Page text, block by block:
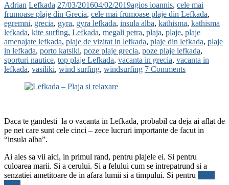
Adrian Lefkada 27/03/201604/02/2019agios ioannis, cele mai
frumoase plaje din Grecia, cele mai frumoase plaje din Lefkada,
egremni, grecia, gyra, gyra lefkada, insula alba, kathisma, kathisma
lefkada, kite surfing, Lefkada, megali petra, plaja, plaje, plaje
amenajate lefkada, plaje de vizitat in lefkada, plaje din lefkada, plaje
in lefkada, porto katsiki, poze plaje grecia, poze plaje lefkada,
sporturi nautice, top plaje Lefkada, vacanta in grecia, vacanta in
lefkada, vasiliki, wind surfing, windsurfing 7 Comments
Daca te gandesti la o vacanta in Lefkada, probabil ca deja ai aflat de
pe net care sunt cele cinci – zece lucruri importante de facut in
“insula alba”.
Ai ales sa vii aici, in primul rand, pentru plajele ei. Si pentru
culoarea marii. Si a cerului. Si a felului cum se intrepatrund si a
senzatiei ametitoare de in afara lumii si a timpului. Si pentru